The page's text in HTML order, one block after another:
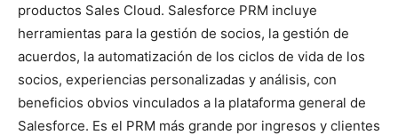
productos Sales Cloud. Salesforce PRM incluye
herramientas para la gestión de socios, la gestión de
acuerdos, la automatización de los ciclos de vida de los
socios, experiencias personalizadas y análisis, con
beneficios obvios vinculados a la plataforma general de
Salesforce. Es el PRM más grande por ingresos y clientes